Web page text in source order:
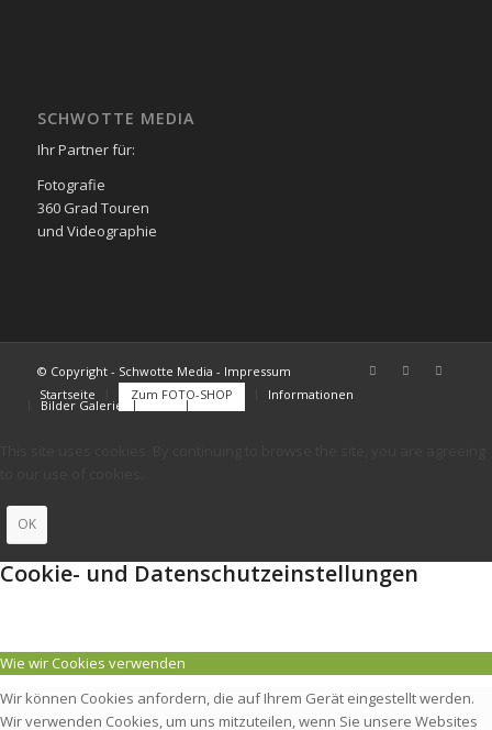
SCHWOTTE MEDIA
Ihr Partner für:
Fotografie
360 Grad Touren
und Videographie
© Copyright - Schwotte Media - Impressum
Startseite
Zum FOTO-SHOP Informationen
Bilder Galerie
OK
Cookie- und Datenschutzeinstellungen
Wie wir Cookies verwenden
Wir können Cookies anfordern, die auf Ihrem Gerät eingestellt werden.
Wir verwenden Cookies, um uns mitzuteilen, wenn Sie unsere Websites